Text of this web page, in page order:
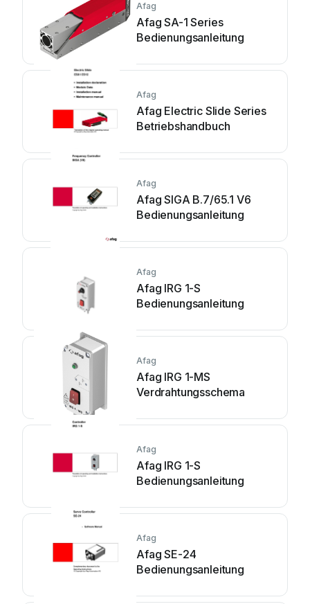
Afag
Afag SA-1 Series
Bedienungsanleitung
Afag
Afag Electric Slide Series
Betriebshandbuch
Afag
Afag SIGA B.7/65.1 V6
Bedienungsanleitung
Afag
Afag IRG 1-S
Bedienungsanleitung
Afag
Afag IRG 1-MS
Verdrahtungsschema
Afag
Afag IRG 1-S
Bedienungsanleitung
Afag
Afag SE-24
Bedienungsanleitung